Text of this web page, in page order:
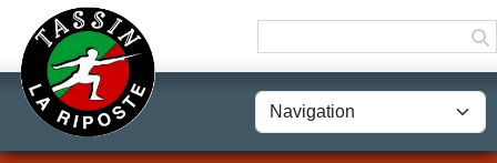
Panneau de gestion des cookies